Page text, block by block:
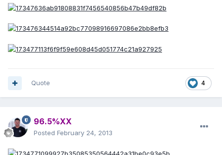
4
Quote
96.5%XX
Posted February 24, 2013